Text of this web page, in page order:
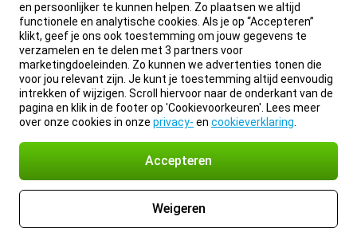
en persoonlijker te kunnen helpen. Zo plaatsen we altijd
functionele en analytische cookies. Als je op “Accepteren”
klikt, geef je ons ook toestemming om jouw gegevens te
verzamelen en te delen met 3 partners voor
marketingdoeleinden. Zo kunnen we advertenties tonen die
voor jou relevant zijn. Je kunt je toestemming altijd eenvoudig
intrekken of wijzigen. Scroll hiervoor naar de onderkant van de
pagina en klik in de footer op 'Cookievoorkeuren'. Lees meer
over onze cookies in onze privacy- en cookieverklaring
Accepteren
Weigeren